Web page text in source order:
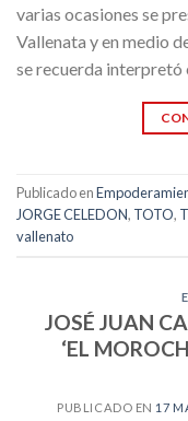
varias ocasiones se
Vallenata y en medio
se recuerda interpretó
Publicado en
JORGE CELEDON, TOTO,
vallenato
JOSÉ JUAN
‘EL
PUBLICADO EN 17